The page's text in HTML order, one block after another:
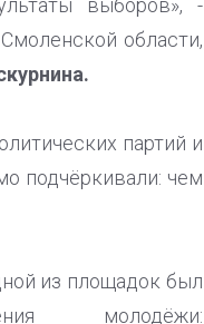
выборов», -
области,
партий и
подчёркивали: чем
из площадок был
молодёжи: